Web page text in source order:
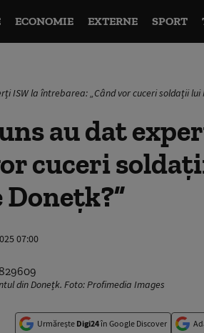
ECONOMIE EXTERNE SPORT
ISW la întrebarea: „Când vor cuceri soldații
au dat
cuceri
07:00
din Donețk. Foto: Profimedia Images
Urmărește Digi24în Google Discover